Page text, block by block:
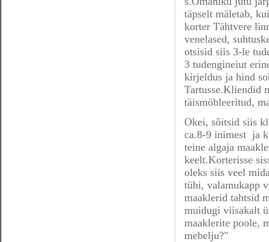
täpselt mäletab,
korter Tähtvere
venelased,
otsisid siis 3-le
3 tudengineiut
kirjeldus ja hind
Tartusse.Kliendid
täismöbleeritud,
Okei, sõitsid siis
ca.8-9 inimest ja
teine algaja
keelt.Korterisse
oleks siis veel
tühi, valamukapp
maaklerid tahtsid
muidugi viisakalt
maaklerite poole,
mebelju?"